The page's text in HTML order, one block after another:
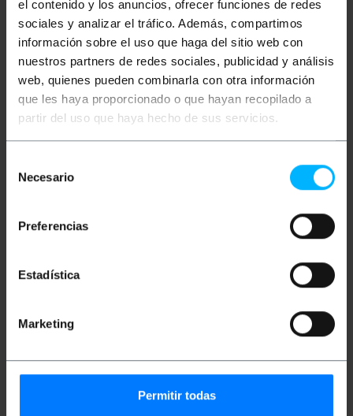
el contenido y los anuncios, ofrecer funciones de redes
sociales y analizar el tráfico. Además, compartimos
información sobre el uso que haga del sitio web con
nuestros partners de redes sociales, publicidad y análisis
web, quienes pueden combinarla con otra información
que les haya proporcionado o que hayan recopilado a
partir del uso que haya hecho de sus servicios.
Necesario
Preferencias
Estadística
Marketing
Permitir todas
câble en acier. Modèle
de fourche à anneau
PVP
Tendeur de
câble en acier. Modèle
de fourche à fourche
4,74€
REF: